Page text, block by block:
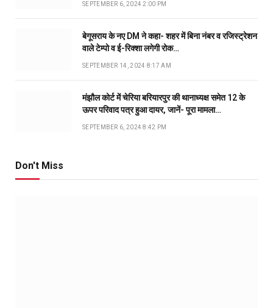
SEPTEMBER 6, 2024 2:00 PM
बेगूसराय के नए DM ने कहा- शहर में बिना नंबर व रजिस्ट्रेशन
वाले टेम्पो व ई-रिक्शा लगेगी रोक…
SEPTEMBER 14, 2024 8:17 AM
मंझौल कोर्ट में चेरिया बरियारपुर की थानाध्यक्ष समेत 12 के
ऊपर परिवाद पत्र हुआ दायर, जानें- पूरा मामला…
SEPTEMBER 6, 2024 8:42 PM
Don't Miss